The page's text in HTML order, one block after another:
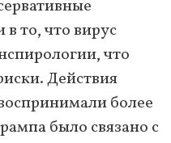
в то, что вирус
что
Действия
более
было связано с